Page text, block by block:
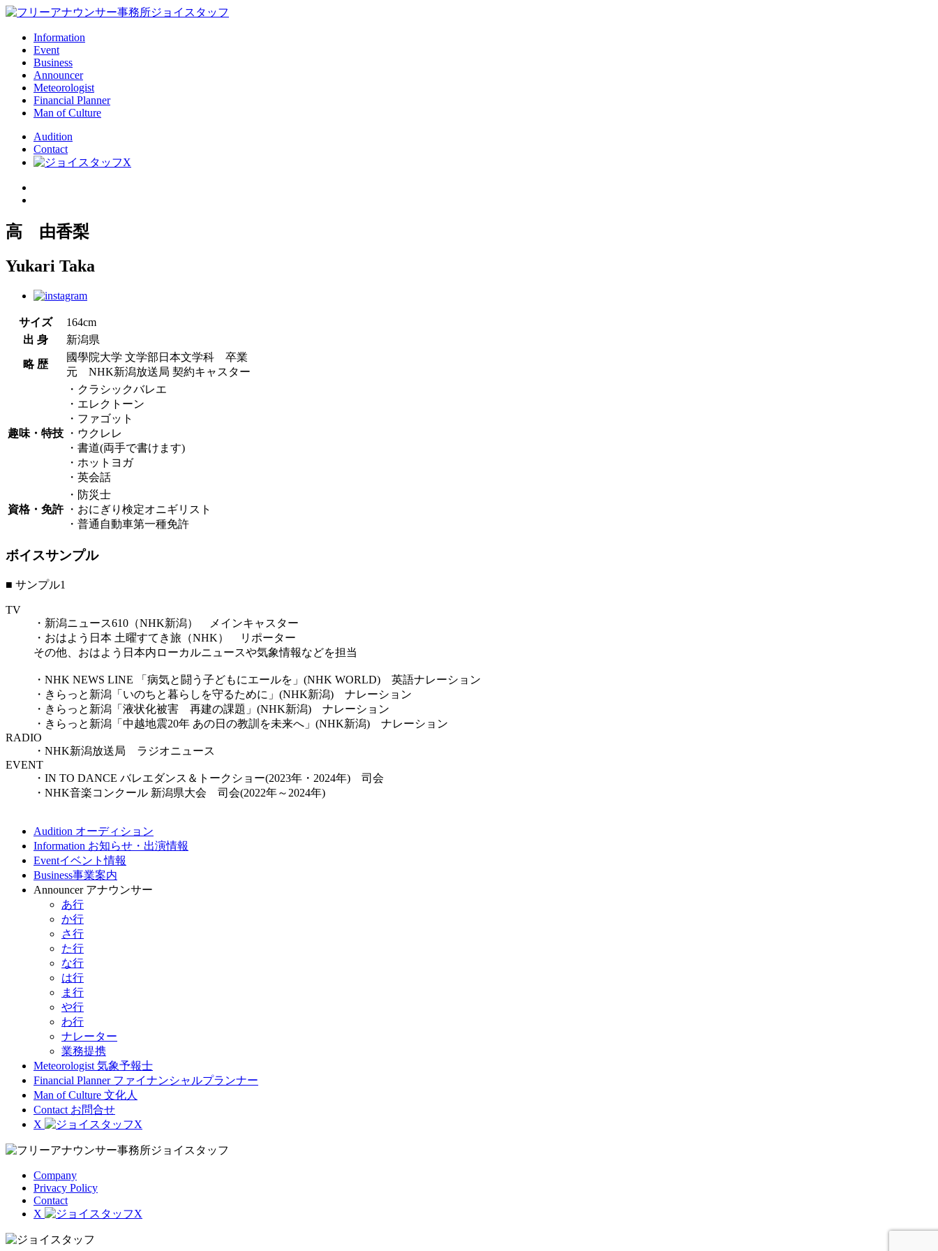
Information
Event
Business
Announcer
Meteorologist
Financial Planner
Man of Culture
Audition
Contact
高 由香梨
Yukari Taka
サイズ
164cm
出 身
新潟県
略 歴
國學院大学 文学部日本文学科 卒業
元 NHK新潟放送局 契約キャスター
趣味・特技
・クラシックバレエ
・エレクトーン
・ファゴット
・ウクレレ
・書道(両手で書けます)
・ホットヨガ
・英会話
資格・免許
・防災士
・おにぎり検定オニギリスト
・普通自動車第一種免許
ボイスサンプル
■ サンプル1
TV
・新潟ニュース610（NHK新潟） メインキャスター
・おはよう日本 土曜すてき旅（NHK） リポーター
その他、おはよう日本内ローカルニュースや気象情報などを担当
・NHK NEWS LINE 「病気と闘う子どもにエールを」(NHK WORLD) 英語ナレーション
・きらっと新潟「いのちと暮らしを守るために」(NHK新潟) ナレーション
・きらっと新潟「液状化被害 再建の課題」(NHK新潟) ナレーション
・きらっと新潟「中越地震20年 あの日の教訓を未来へ」(NHK新潟) ナレーション
RADIO
・NHK新潟放送局 ラジオニュース
EVENT
・IN TO DANCE バレエダンス＆トークショー(2023年・2024年) 司会
・NHK音楽コンクール 新潟県大会 司会(2022年～2024年)
Audition オーディション
Information お知らせ・出演情報
Eventイベント情報
Business事業案内
Announcer アナウンサー
あ行
か行
さ行
た行
な行
は行
ま行
や行
わ行
ナレーター
業務提携
Meteorologist 気象予報士
Financial Planner ファイナンシャルプランナー
Man of Culture 文化人
Contact お問合せ
X
Company
Privacy Policy
Contact
X